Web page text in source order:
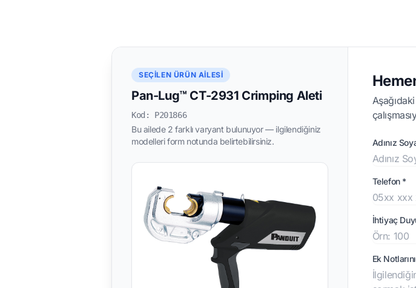
SEÇILEN ÜRÜN AILESI
Pan-Lug™ CT-2931 Crimping Aleti
Kod: P201866
Bu ailede 2 farklı varyant bulunuyor — ilgilendiğiniz
modelleri form notunda belirtebilirsiniz.
Adınız
Telefon *
İhtiyaç
Ek